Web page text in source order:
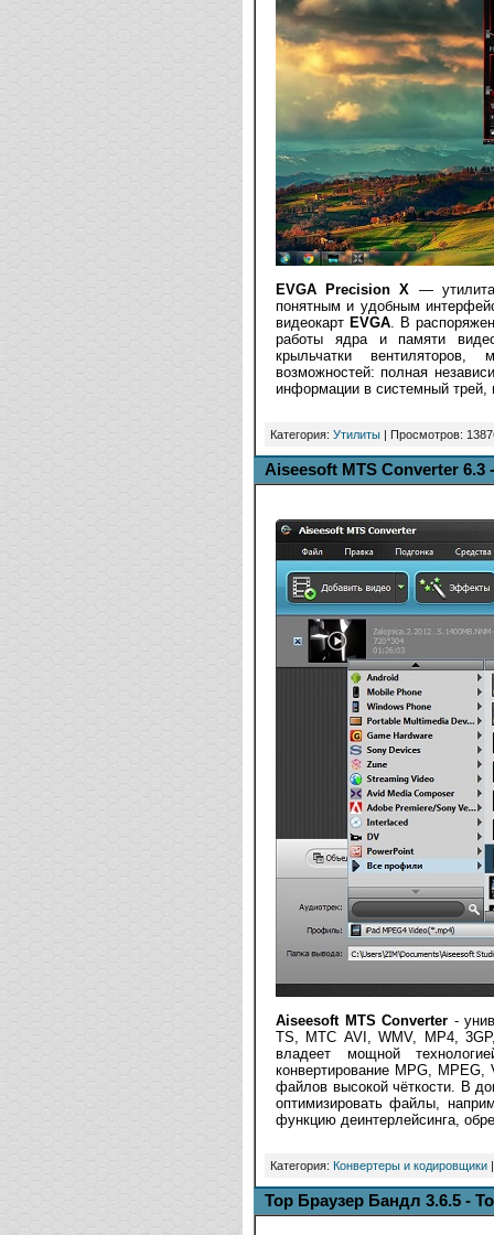
EVGA Precision X —
понятным и удобным
видеокартEVGA . В
работы ядра и памяти
крыльчатки вентиляторов,
возможностей: полная
информации в системный трей,
Категория: Утилиты | Просмотров:
Aiseesoft MTS Converter
Aiseesoft MTS Converter -
TS, МТС AVI, WMV, MP4,
владеет мощной
конвертирование MPG,
файлов высокой чёткости. В
оптимизировать файлы,
функцию деинтерлейсинга,
Категория: Конвертеры и кодировщики
Тор Браузер Бандл 3.6.5 -